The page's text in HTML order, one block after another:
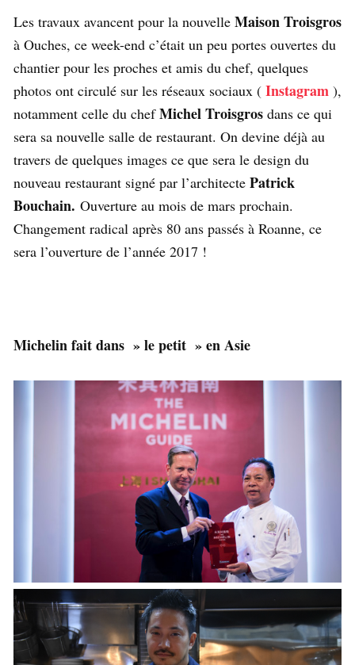
Les travaux avancent pour la nouvelle Maison Troisgros
à Ouches, ce week-end c’était un peu portes ouvertes du
chantier pour les proches et amis du chef, quelques
photos ont circulé sur les réseaux sociaux ( Instagram ),
notamment celle du chefMichel Troisgros dans ce qui
sera sa nouvelle salle de restaurant. On devine déjà au
travers de quelques images ce que sera le design du
nouveau restaurant signé par l’architecte Patrick
Bouchain. Ouverture au mois de mars prochain.
Changement radical après 80 ans passés à Roanne, ce
sera l’ouverture de l’année 2017 !
Michelin fait dans » le petit » en Asie